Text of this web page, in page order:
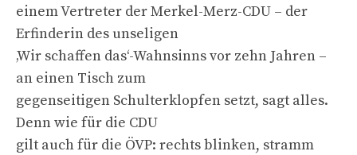
einem Vertreter der Merkel-Merz-CDU – der
Erfinderin des unseligen
‚Wir schaffen das‘-Wahnsinns vor zehn Jahren –
an einen Tisch zum
gegenseitigen Schulterklopfen setzt, sagt alles.
Denn wie für die CDU
gilt auch für die ÖVP: rechts blinken, stramm